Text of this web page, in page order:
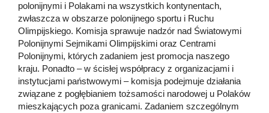
polonijnymi i Polakami na wszystkich kontynentach,
zwłaszcza w obszarze polonijnego sportu i Ruchu
Olimpijskiego. Komisja sprawuje nadzór nad Światowymi
Polonijnymi Sejmikami Olimpijskimi oraz Centrami
Polonijnymi, których zadaniem jest promocja naszego
kraju. Ponadto – w ścisłej współpracy z organizacjami i
instytucjami państwowymi – komisja podejmuje działania
związane z pogłębianiem tożsamości narodowej u Polaków
mieszkających poza granicami. Zadaniem szczególnym